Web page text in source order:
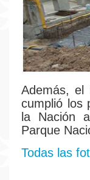
Además, el
cumplió los
la Nación
Parque
Todas las